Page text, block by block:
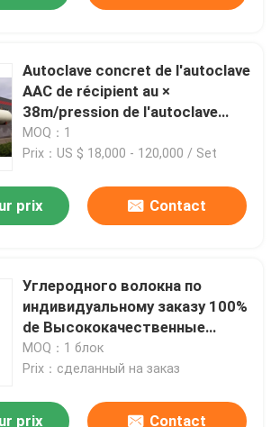
Autoclave concret de l'autoclave
AAC de récipient au ×
38m/pression de l'autoclave
Φ2.68 de la brique de vapeur de
large échelle/AAC
MOQ：1
Prix：US $ 18,000 - 120,000 / Set
prix Contact
Углеродного волокна по
индивидуальному заказу 100%
de Высококачественные
аксессуары для ортезов из
MOQ：1 блок
Prix：сделанный на заказ
prix Contact